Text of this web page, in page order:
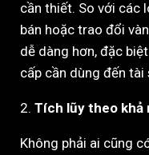
cần thiết. So với các
bán hoặc trao đổi
dễ dàng hơn, đặc
cấp cần dùng đến tài
2. Tích lũy theo khả
Không phải ai cũng